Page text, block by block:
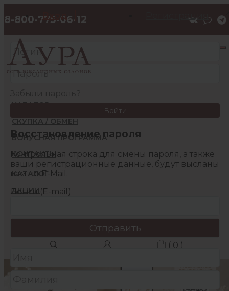
8-800-775-06-12
КАТАЛОГ
СКУПКА / ОБМЕН
БОНУСНАЯ ПРОГРАММА
КОНТАКТЫ
КАТАЛОГ
АКЦИИ
( 0 )
Вход Регистрация
Войти
Восстановление пароля
Контрольная строка для смены пароля, а также
ваши регистрационные данные, будут высланы
вам по E-Mail.
Логин (E-mail)